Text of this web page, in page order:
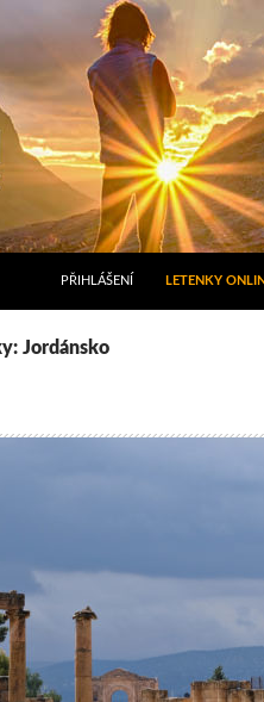
PŘIHLÁŠENÍ LETENKY
Jordánsko